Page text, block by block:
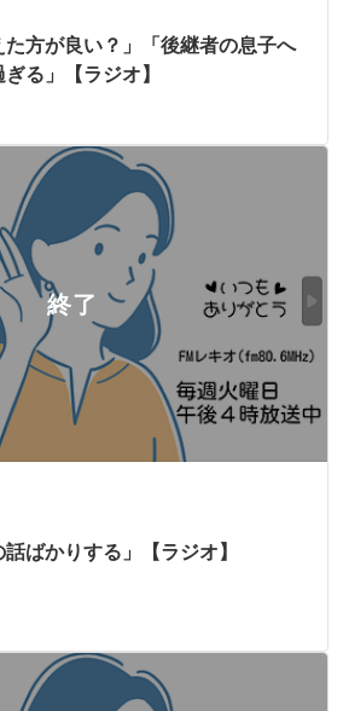
た方が良い？」「後継者の息子へ
る」【ラジオ】
ばかりする」【ラジオ】